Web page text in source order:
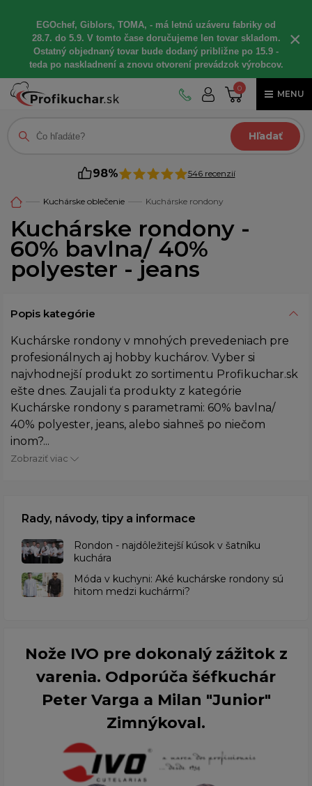
EGOchef, Giblors, TOMA, - má letnú uzáveru fabriky od
28.7. do 5.9. V tomto čase doručujeme len tovar skladom.
Ostatný objednaný tovar bude dodaný približne po 15.9 -
teda po naskladnení a znovu otvorení prevádzok výrobcov.
×
0
MENU
Hľadať
98% 546 recenzií
Kuchárske oblečenie Kuchárske rondony
Kuchárske rondony -
60% bavlna/ 40%
polyester - jeans
Popis kategórie
Kuchárske rondony v mnohých prevedeniach pre
profesionálnych aj hobby kuchárov. Vyber si
najvhodnejší produkt zo sortimentu Profikuchar.sk
ešte dnes. Zaujali ťa produkty z kategórie
Kuchárske rondony s parametrami: 60% bavlna/
40% polyester, jeans, alebo siahneš po niečom
inom?...
Zobraziť viac
Rady, návody, tipy a informace
Rondon - najdôležitejší kúsok v šatníku
kuchára
​Móda v kuchyni: Aké kuchárske rondony sú
hitom medzi kuchármi?
Nože IVO pre dokonalý zážitok z
varenia. Odporúča šéfkuchár
Peter Varga a Milan "Junior"
Zimnýkoval.